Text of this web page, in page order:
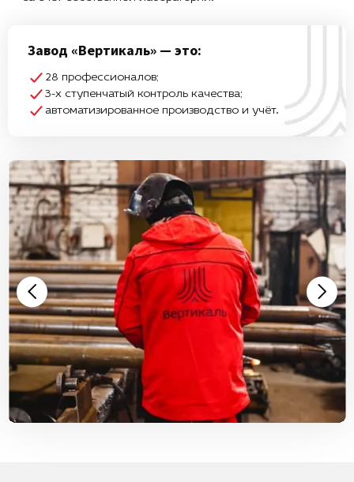
Завод «Вертикаль» — это:
28 профессионалов;
3-х ступенчатый контроль качества;
автоматизированное производство и учёт.